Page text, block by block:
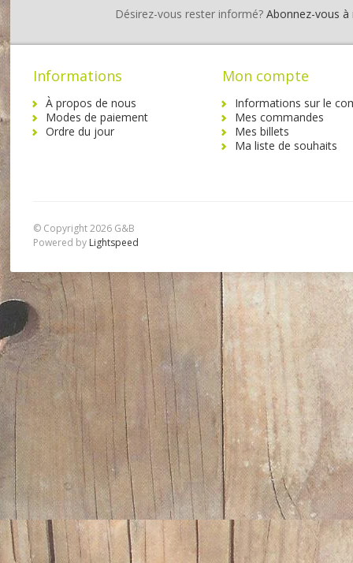
Désirez-vous rester informé?Abonnez-vous à
Informations
À propos de nous
Modes de paiement
Ordre du jour
Mon compte
Informations sur le
Mes commandes
Mes billets
Ma liste de souhaits
© Copyright 2026 G&B
Powered by Lightspeed